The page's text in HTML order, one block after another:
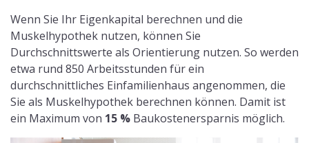
Wenn Sie Ihr Eigenkapital berechnen und die
Muskelhypothek nutzen, können Sie
Durchschnittswerte als Orientierung nutzen. So werden
etwa rund 850 Arbeitsstunden für ein
durchschnittliches Einfamilienhaus angenommen, die
Sie als Muskelhypothek berechnen können. Damit ist
ein Maximum von 15 % Baukostenersparnis möglich.